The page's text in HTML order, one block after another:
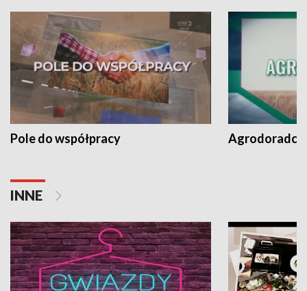
Pole do współpracy Agrodoradcy
INNE